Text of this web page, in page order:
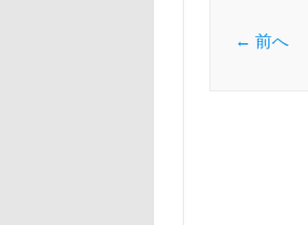
← 前へ